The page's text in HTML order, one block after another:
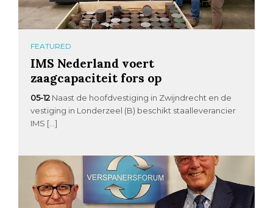
FEATURED
IMS Nederland voert
zaagcapaciteit fors op
05-12 Naast de hoofdvestiging in Zwijndrecht en de
vestiging in Londerzeel (B) beschikt staalleverancier
IMS […]